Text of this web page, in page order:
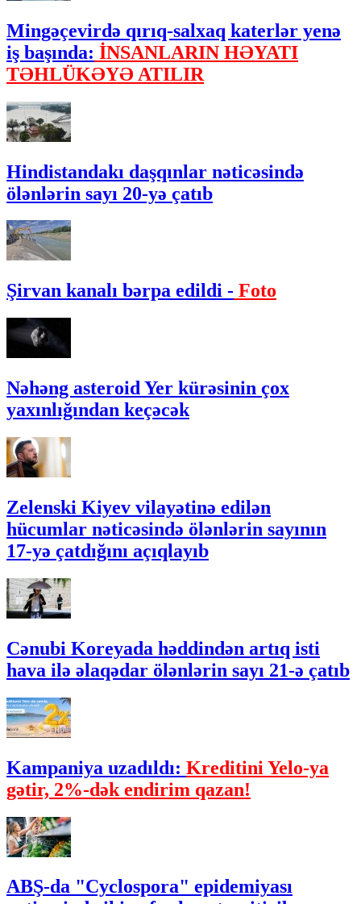
Mingəçevirdə qırıq-salxaq katerlər yenə
iş başında: İNSANLARIN HƏYATI
TƏHLÜKƏYƏ ATILIR
Hindistandakı daşqınlar nəticəsində
ölənlərin sayı 20-yə çatıb
Şirvan kanalı bərpa edildi - Foto
Nəhəng asteroid Yer kürəsinin çox
yaxınlığından keçəcək
Zelenski Kiyev vilayətinə edilən
hücumlar nəticəsində ölənlərin sayının
17-yə çatdığını açıqlayıb
Cənubi Koreyada həddindən artıq isti
hava ilə əlaqədar ölənlərin sayı 21-ə çatıb
Kampaniya uzadıldı: Kreditini Yelo-ya
gətir, 2%-dək endirim qazan!
ABŞ-da "Cyclospora" epidemiyası